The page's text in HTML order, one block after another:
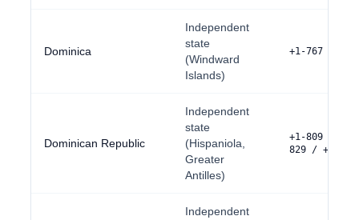
Dominica
Independent
state
(Windward
Islands)
+1-767
Dominican Republic
Independent
state
(Hispaniola,
Greater
Antilles)
+1-809 /
829 / +1-849
Independent